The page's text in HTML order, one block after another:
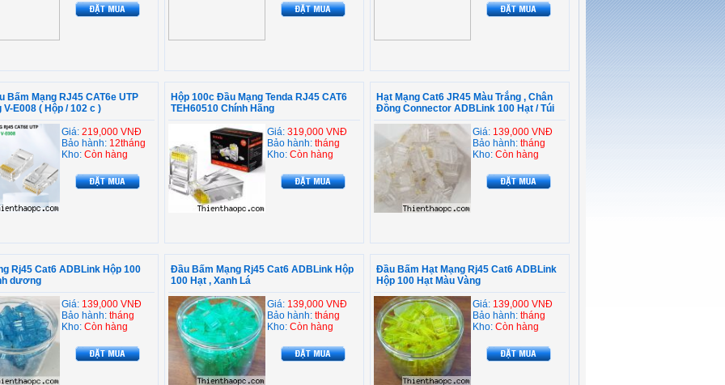
Bấm Mạng RJ45 CAT6e UTP
V-E008 ( Hộp / 102 c )
Giá: 219,000 VNĐ
Bảo hành: 12tháng
Kho: Còn hàng
Hộp 100c Đầu Mạng Tenda RJ45 CAT6
TEH60510 Chính Hãng
Giá: 319,000 VNĐ
Bảo hành: tháng
Kho: Còn hàng
Hạt Mạng Cat6 JR45 Màu Trắng , Chân
Đồng Connector ADBLink 100 Hạt / Túi
Giá: 139,000 VNĐ
Bảo hành: tháng
Kho: Còn hàng
Rj45 Cat6 ADBLink Hộp 100
dương
Giá: 139,000 VNĐ
Bảo hành: tháng
Kho: Còn hàng
Đầu Bấm Mạng Rj45 Cat6 ADBLink Hộp
100 Hạt , Xanh Lá
Giá: 139,000 VNĐ
Bảo hành: tháng
Kho: Còn hàng
Đầu Bấm Hạt Mạng Rj45 Cat6 ADBLink
Hộp 100 Hạt Màu Vàng
Giá: 139,000 VNĐ
Bảo hành: tháng
Kho: Còn hàng